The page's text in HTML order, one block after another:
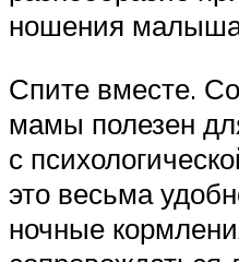
ношения
Спите вместе.
мамы полезен
с
это весьма
ночные